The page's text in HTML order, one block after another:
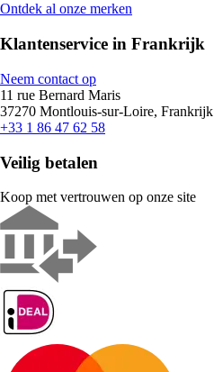
Ontdek al onze merken
Klantenservice in Frankrijk
Neem contact op
11 rue Bernard Maris
37270 Montlouis-sur-Loire, Frankrijk
+33 1 86 47 62 58
Veilig betalen
Koop met vertrouwen op onze site